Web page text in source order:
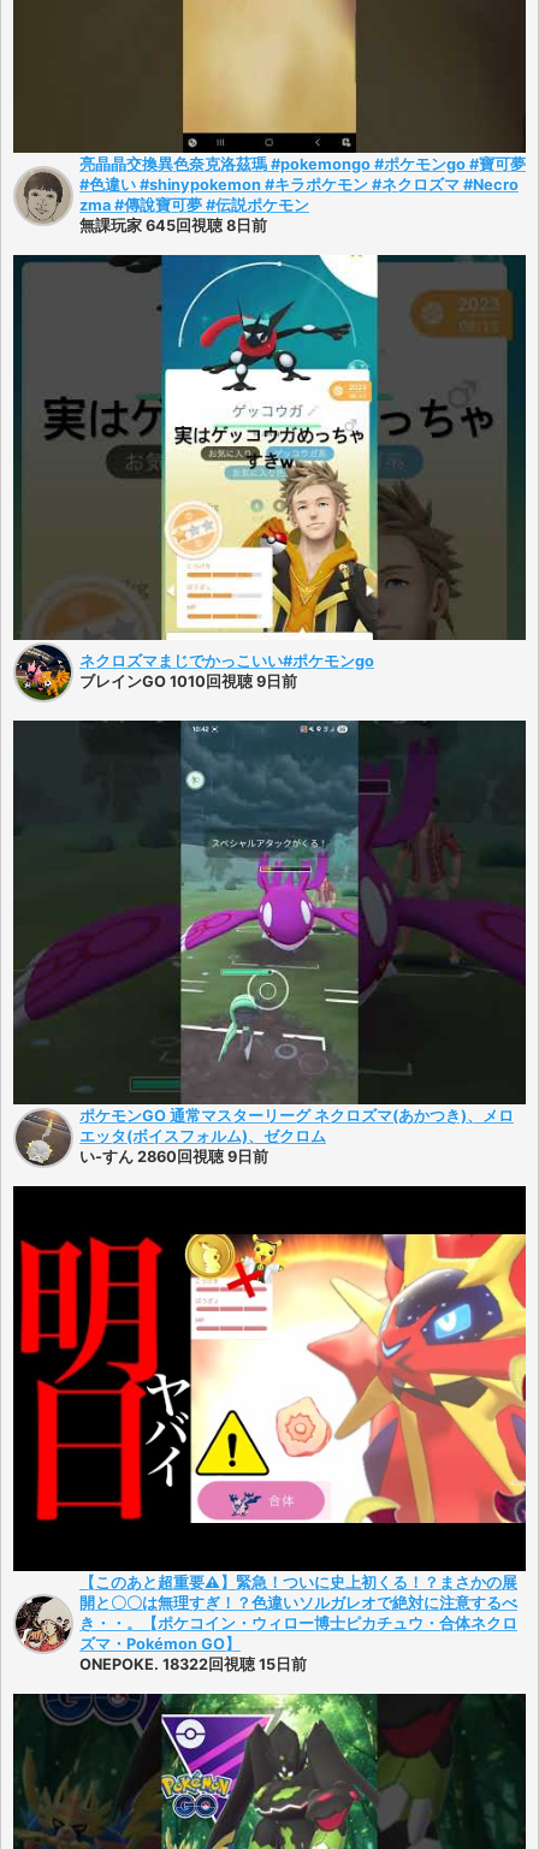
亮晶晶交換異色奈克洛茲瑪 #pokemongo #ポケモンgo #寶可夢
#色違い #shinypokemon #キラポケモン #ネクロズマ #Necro
zma #傳說寶可夢 #伝説ポケモン
無課玩家 645回視聴 8日前
ネクロズマまじでかっこいい#ポケモンgo
ブレインGO 1010回視聴 9日前
ポケモンGO 通常マスターリーグ ネクロズマ(あかつき)、メロ
エッタ(ボイスフォルム)、ゼクロム
い-すん 2860回視聴 9日前
【このあと超重要⚠️】緊急！ついに史上初くる！？まさかの展
開と〇〇は無理すぎ！？色違いソルガレオで絶対に注意するべ
き・・。【ポケコイン・ウィロー博士ピカチュウ・合体ネクロ
ズマ・Pokémon GO】
ONEPOKE. 18322回視聴 15日前